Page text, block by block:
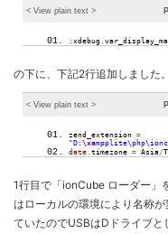
< View plain text >
; xdebug .
の下に、下記2行追加しました。
< View plain text >
zend_extension =
"D: \xa
date. timezone =Asia/
1行目で「ionCube ローダー」
はローカルの環境により名称
ていたのでUSBはDドライブ